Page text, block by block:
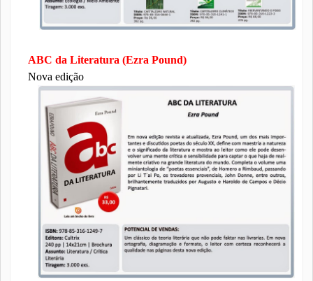
ABC da Literatura (Ezra Pound)
Nova edição